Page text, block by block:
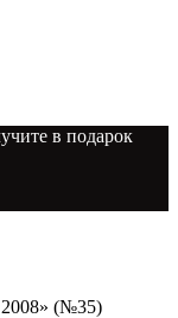
в подарок
(№35)